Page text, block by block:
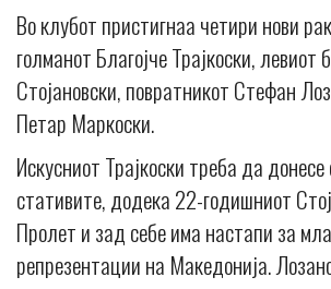
Во клубот пристигнаа четири нови
голманот Благојче Трајкоски, левиот
Стојановски, повратникот Стефан
Петар Маркоски.
Искусниот Трајкоски треба да донесе
стативите, додека 22-годишниот
Пролет и зад себе има настапи за
репрезентации на Македонија.